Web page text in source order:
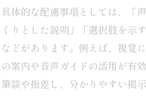
具体的な配慮事項としては、「
くりとした説明」「選択肢を示
などがあります。例えば、視覚
の案内や音声ガイドの活用が有
筆談や指差し、分かりやすい掲